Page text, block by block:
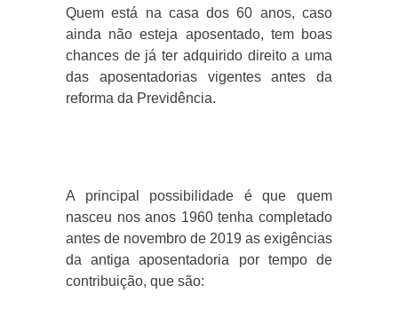
Quem está na casa dos 60 anos, caso
ainda não esteja aposentado, tem boas
chances de já ter adquirido direito a uma
das aposentadorias vigentes antes da
reforma da Previdência.
A principal possibilidade é que quem
nasceu nos anos 1960 tenha completado
antes de novembro de 2019 as exigências
da antiga aposentadoria por tempo de
contribuição, que são: